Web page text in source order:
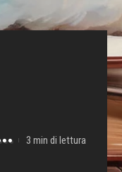
3 min di lettura